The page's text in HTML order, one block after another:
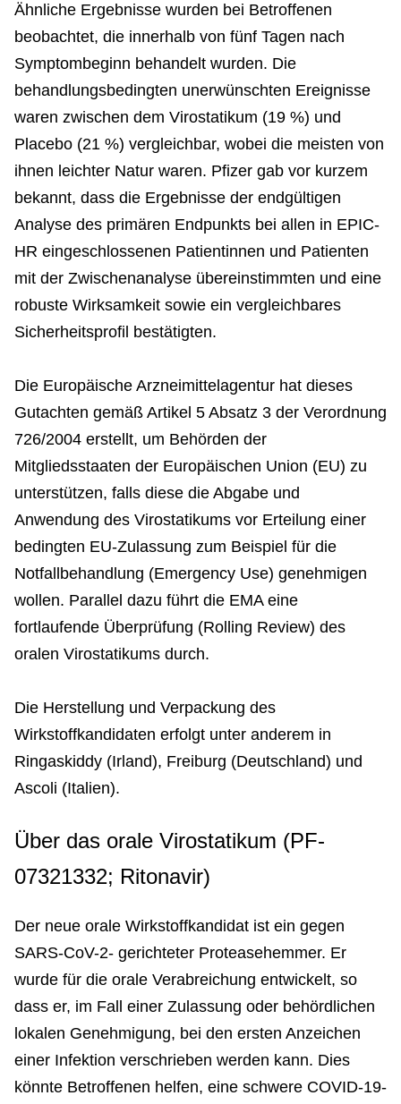
Ähnliche Ergebnisse wurden bei Betroffenen
beobachtet, die innerhalb von fünf Tagen nach
Symptombeginn behandelt wurden. Die
behandlungsbedingten unerwünschten Ereignisse
waren zwischen dem Virostatikum (19 %) und
Placebo (21 %) vergleichbar, wobei die meisten von
ihnen leichter Natur waren. Pfizer gab vor kurzem
bekannt, dass die Ergebnisse der endgültigen
Analyse des primären Endpunkts bei allen in EPIC-
HR eingeschlossenen Patientinnen und Patienten
mit der Zwischenanalyse übereinstimmten und eine
robuste Wirksamkeit sowie ein vergleichbares
Sicherheitsprofil bestätigten.
Die Europäische Arzneimittelagentur hat dieses
Gutachten gemäß Artikel 5 Absatz 3 der Verordnung
726/2004 erstellt, um Behörden der
Mitgliedsstaaten der Europäischen Union (EU) zu
unterstützen, falls diese die Abgabe und
Anwendung des Virostatikums vor Erteilung einer
bedingten EU-Zulassung zum Beispiel für die
Notfallbehandlung (Emergency Use) genehmigen
wollen. Parallel dazu führt die EMA eine
fortlaufende Überprüfung (Rolling Review) des
oralen Virostatikums durch.
Die Herstellung und Verpackung des
Wirkstoffkandidaten erfolgt unter anderem in
Ringaskiddy (Irland), Freiburg (Deutschland) und
Ascoli (Italien).
Über das orale Virostatikum (PF-
07321332; Ritonavir)
Der neue orale Wirkstoffkandidat ist ein gegen
SARS-CoV-2- gerichteter Proteasehemmer. Er
wurde für die orale Verabreichung entwickelt, so
dass er, im Fall einer Zulassung oder behördlichen
lokalen Genehmigung, bei den ersten Anzeichen
einer Infektion verschrieben werden kann. Dies
könnte Betroffenen helfen, eine schwere COVID-19-